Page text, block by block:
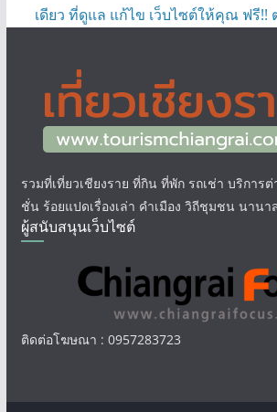
เดียว ที่ดูแล แก้ไข เว็บไซต์ให้คุณ ฟรี
รวมที่เที่ยวเชียงราย ที่กิน ที่พัก รถเช่า บริการ
ชั่น ร้อยแปดเรื่องเล่า คำเมือง วิถีชุมชน นานา
ผู้สนับสนุนเว็บไซต์
ติดต่อโฆษณา : 0957283723